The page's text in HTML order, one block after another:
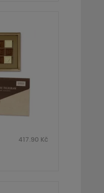
417.90 Kč